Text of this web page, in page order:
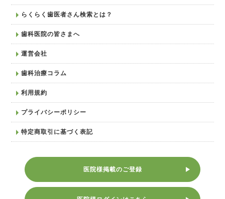
らくらく歯医者さん検索とは？
歯科医院の皆さまへ
運営会社
歯科治療コラム
利用規約
プライバシーポリシー
特定商取引に基づく表記
医院様掲載のご登録